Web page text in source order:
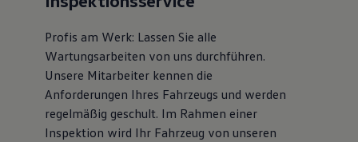
Profis am Werk: Lassen Sie alle
Wartungsarbeiten von uns durchführen.
Unsere Mitarbeiter kennen die
Anforderungen Ihres Fahrzeugs und werden
regelmäßig geschult. Im Rahmen einer
Inspektion wird Ihr Fahrzeug von unseren